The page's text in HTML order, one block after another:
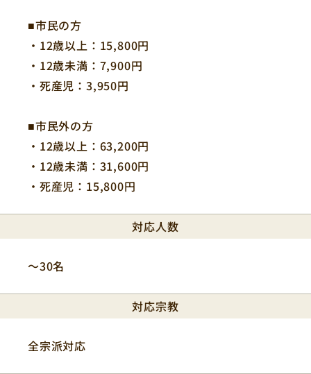
■市民の方
・12歳以上：15,800円
・12歳未満：7,900円
・死産児：3,950円
■市民外の方
・12歳以上：63,200円
・12歳未満：31,600円
・死産児：15,800円
対応人数
〜30名
対応宗教
全宗派対応